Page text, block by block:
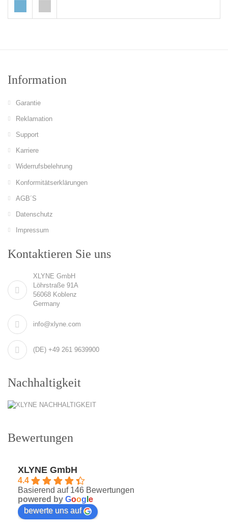
Information
Garantie
Reklamation
Support
Karriere
Widerrufsbelehrung
Konformitätserklärungen
AGB´S
Datenschutz
Impressum
Kontaktieren Sie uns
XLYNE GmbH
Löhrstraße 91A
56068 Koblenz
Germany
info@xlyne.com
(DE) +49 261 9639900
Nachhaltigkeit
Bewertungen
XLYNE GmbH
4.4
Basierend auf 146 Bewertungen
powered by Goog e
bewerte uns auf